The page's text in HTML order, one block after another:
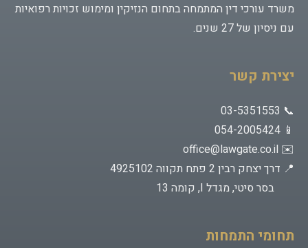
משרד עורכי דין המתמחה בתחום הנזיקין ומימוש זכויות רפואיות
עם ניסיון של 27 שנים.
יצירת קשר
📞 03-5351553
📱 054-2005424
✉️
office@lawgate.co.il
📍 דרך יצחק רבין 2 פתח תקווה 4925102
בסר סיטי, מגדל I, קומה 13
תחומי התמחות